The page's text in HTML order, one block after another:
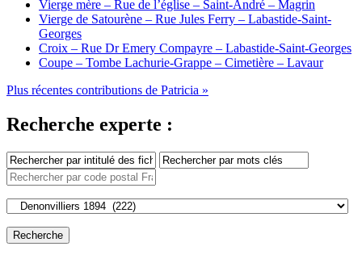
Vierge mère – Rue de l’église – Saint-André – Magrin
Vierge de Satourène – Rue Jules Ferry – Labastide-Saint-
Georges
Croix – Rue Dr Emery Compayre – Labastide-Saint-Georges
Coupe – Tombe Lachurie-Grappe – Cimetière – Lavaur
Plus récentes contributions de Patricia »
Recherche experte :